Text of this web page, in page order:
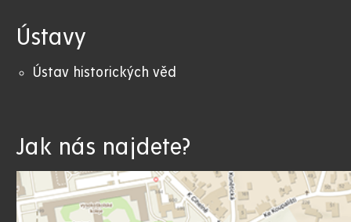
Ústavy
Ústav historických věd
Jak nás najdete?